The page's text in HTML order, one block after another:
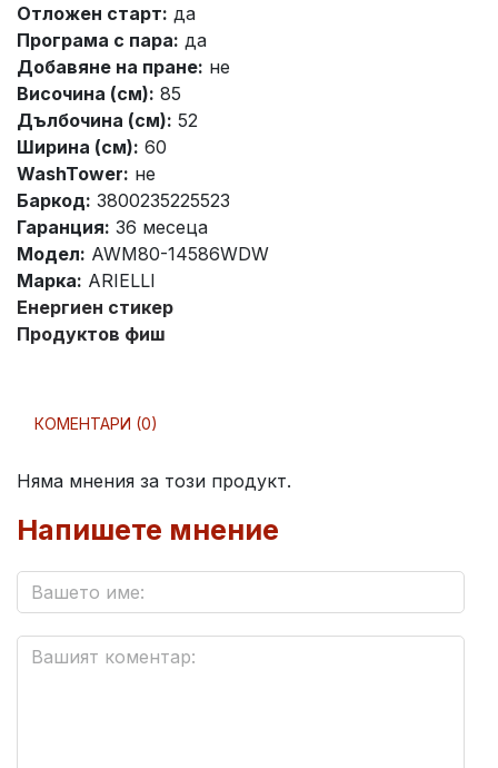
Отложен старт: да
Програма с пара: да
Добавяне на пране: не
Височина (см): 85
Дълбочина (см): 52
Ширина (см): 60
WashTower: не
Баркод: 3800235225523
Гаранция: 36 месеца
Модел: AWM80-14586WDW
Марка: ARIELLI
Енергиен стикер
Продуктов фиш
КОМЕНТАРИ (0)
Няма мнения за този продукт.
Напишете мнение